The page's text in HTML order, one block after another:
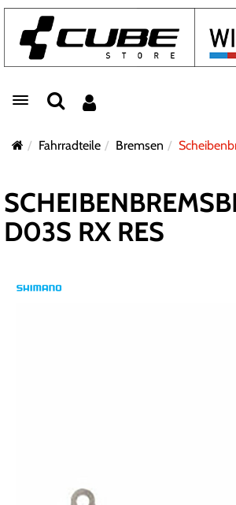
Toggle navigation
Fahrradteile Bremsen
D03S RX RES